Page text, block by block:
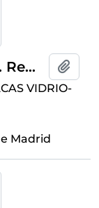
1. Londres. National Gallery. Rembrandt, Hamenszoon van Rijn: "Autorretrato con blusa bordada" (1640)
VIDRIO-
Madrid